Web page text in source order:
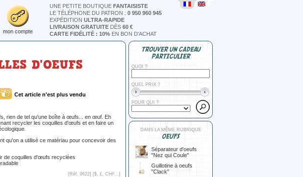
mon compte
UNE PETITE BOUTIQUE FANTAISISTE
LE TÉLÉPHONE DU PATRON : 0 950 960 945
EXPÉDITION ULTRA-RAPIDE
LIVRAISON GRATUITE DÈS 60 €
CARTE FIDÉLITÉ : 10% EN BON D'ACHAT
D'OEUFS
Cet article n'est plus vendu
rien de tel qu'une boîte à œufs... en œuf. Eh
recycler les coquilles d'œufs et en faire un
qu'on a utilisé ce matériau pour concevoir des
de coquilles d'œufs recyclées
[Réf. 9622] [$, £, CHF... ]
TROUVER UN CADEAU
PARTICULIER
QUOI ?
QUEL PRIX ?
POUR QUI ?
DANS LA MÊME RUBRIQUE
OEUFS
Séparateur d'oeufs
"Nez qui Coule"
Guillotine à oeufs
"Clack"